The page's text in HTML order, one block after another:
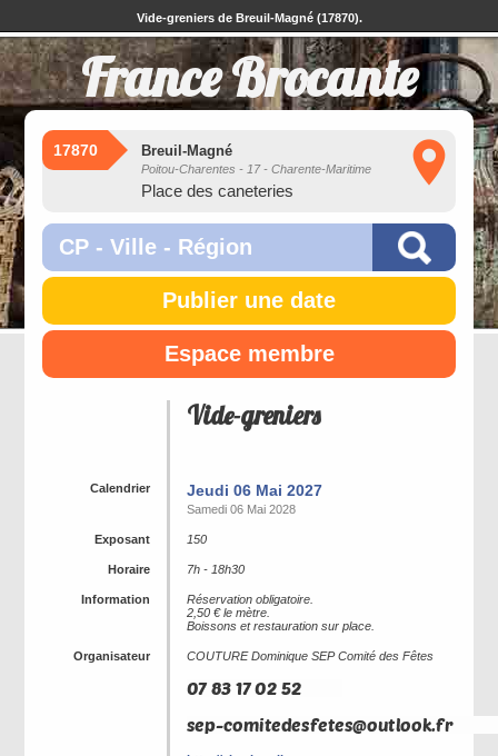
Vide-greniers de Breuil-Magné (17870).
France Brocante
17870 Breuil-Magné
Poitou-Charentes - 17 - Charente-Maritime
Place des caneteries
Publier une date
Espace membre
Vide-greniers
Calendrier Jeudi 06 Mai 2027
Samedi 06 Mai 2028
Exposant 150
Horaire 7h - 18h30
Information
Réservation obligatoire.
2,50 € le mètre.
Boissons et restauration sur place.
Organisateur COUTURE Dominique SEP Comité des Fêtes